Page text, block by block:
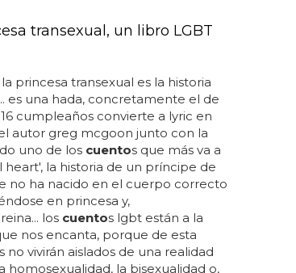
transexual, un libro LGBT
princesa transexual es la historia
es una hada, concretamente el de
cumpleaños convierte a lyric en
autor greg mcgoon junto con la
uno de los cuentos que más va a
la historia de un príncipe de
no ha nacido en el cuerpo correcto
en princesa y,
los cuentos lgbt están a la
nos encanta, porque de esta
vivirán aislados de una realidad
homosexualidad, la bisexualidad o,